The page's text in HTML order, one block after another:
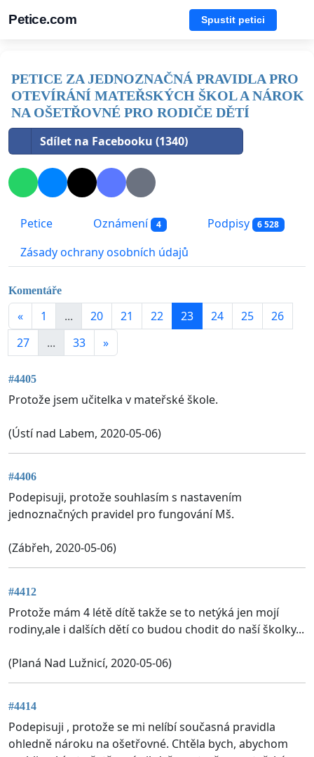
Petice.com Spustit petici
PETICE ZA JEDNOZNAČNÁ PRAVIDLA PRO
OTEVÍRÁNÍ MATEŘSKÝCH ŠKOL A NÁROK
NA OŠETŘOVNÉ PRO RODIČE DĚTÍ
Sdílet na Facebooku (1340)
Petice Oznámení 4 Podpisy 6 528
Zásady ochrany osobních údajů
Komentáře
« 1 ... 20 21 22 23 24 25
26
27
... 33 »
#4405
Protože jsem učitelka v mateřské škole.
(Ústí nad Labem, 2020-05-06)
#4406
Podepisuji, protože souhlasím s nastavením
jednoznačných pravidel pro fungování Mš.
(Zábřeh, 2020-05-06)
#4412
Protože mám 4 létě dítě takže se to netýká jen mojí
rodiny,ale i dalších dětí co budou chodit do naší školky...
(Planá Nad Lužnicí, 2020-05-06)
#4414
Podepisuji , protože se mi nelíbí současná pravidla
ohledně nároku na ošetřovné. Chtěla bych, abychom